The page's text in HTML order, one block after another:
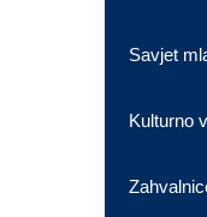
Savjet
Kulturno